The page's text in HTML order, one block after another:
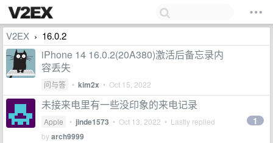
V2EX › 16.0.2
iPhone 14 16.0.2(20A380)激活后备忘录内
容丢失
问与答 • kim2x • Oct 15, 2022
未接来电里有一些没印象的来电记录
Apple • jinde1573 • Oct 13, 2022 • Lastly replied
byarch9999
1